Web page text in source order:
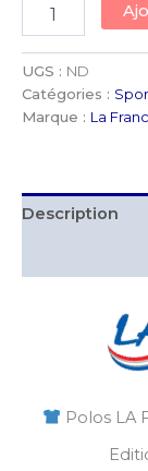
FRANC
–
1ère
Polos
-
Couleurs
UGS : ND
Catégories :
Marque : La
Description
Polos LA